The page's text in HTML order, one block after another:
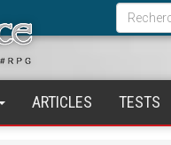
de
ARTICLES TESTS